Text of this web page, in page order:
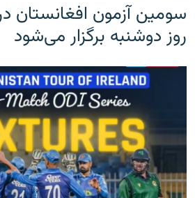
سومین آزمون افغانستان در
روز دوشنبه برگزار می‌شود